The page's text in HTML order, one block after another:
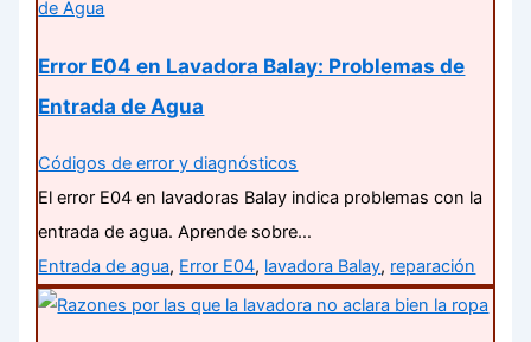
Error E04 en Lavadora Balay: Problemas de
Entrada de Agua
Códigos de error y diagnósticos
El error E04 en lavadoras Balay indica problemas con la
entrada de agua. Aprende sobre…
Entrada de agua, Error E04, lavadora Balay, reparación